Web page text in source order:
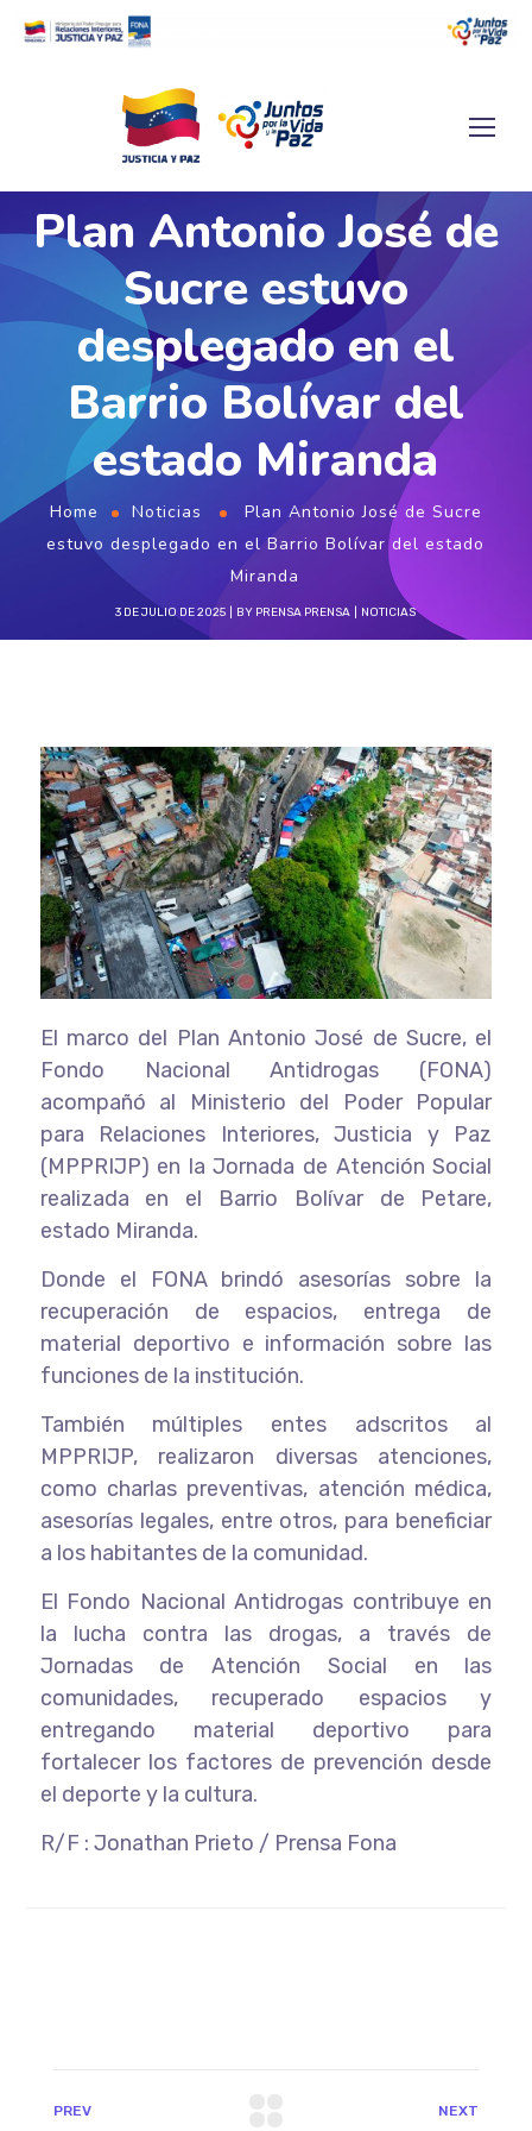
Plan Antonio José de
Sucre estuvo
desplegado en el
Barrio Bolívar del
estado Miranda
Home Noticias
Plan Antonio José de Sucre
estuvo desplegado en el Barrio Bolívar del estado
Miranda
3 DE JULIO DE 2025 BY PRENSA PRENSA NOTICIAS
El marco del Plan Antonio José de Sucre, el
Fondo Nacional Antidrogas (FONA)
acompañó al Ministerio del Poder Popular
para Relaciones Interiores, Justicia y Paz
(MPPRIJP) en la Jornada de Atención Social
realizada en el Barrio Bolívar de Petare,
estado Miranda.
Donde el FONA brindó asesorías sobre la
recuperación de espacios, entrega de
material deportivo e información sobre las
funciones de la institución.
También múltiples entes adscritos al
MPPRIJP, realizaron diversas atenciones,
como charlas preventivas, atención médica,
asesorías legales, entre otros, para beneficiar
a los habitantes de la comunidad.
El Fondo Nacional Antidrogas contribuye en
la lucha contra las drogas, a través de
Jornadas de Atención Social en las
comunidades, recuperado espacios y
entregando material deportivo para
fortalecer los factores de prevención desde
el deporte y la cultura.
R/F : Jonathan Prieto / Prensa Fona
PREV NEXT